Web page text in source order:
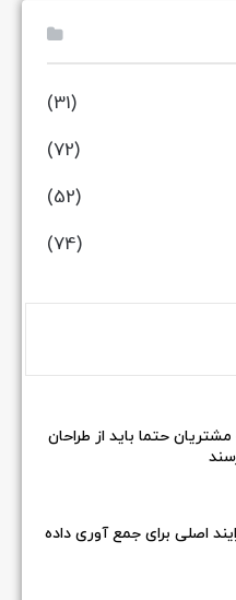
حتما باید از طراحان
اصلی برای جمع آوری داده